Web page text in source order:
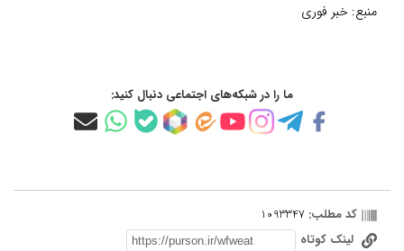
منبع: خبر فوری
ما را در شبکه‌های اجتماعی دنبال کنید:
کد مطلب: 1093347
لینک کوتاه